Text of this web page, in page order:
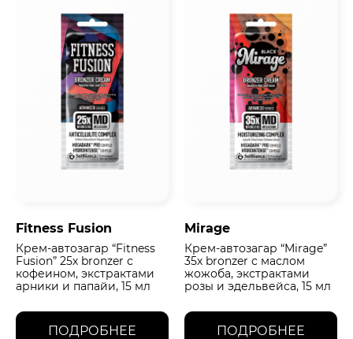
Fitness Fusion
Крем-автозагар “Fitness
Fusion” 25х bronzer с
кофеином, экстрактами
арники и папайи, 15 мл
ПОДРОБНЕЕ
Mirage
Крем-автозагар “Mirage”
35х bronzer с маслом
жожоба, экстрактами
розы и эдельвейса, 15 мл
ПОДРОБНЕЕ